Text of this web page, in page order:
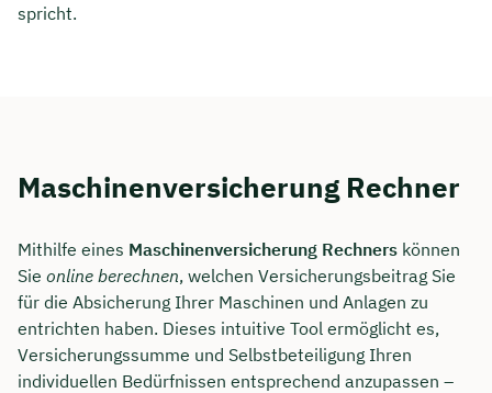
spricht.
Maschinenversicherung Rechner
Mithilfe eines Maschinenversicherung Rechners können
Sie online berechnen, welchen Versicherungsbeitrag Sie
für die Absicherung Ihrer Maschinen und Anlagen zu
entrichten haben. Dieses intuitive Tool ermöglicht es,
Versicherungssumme und Selbstbeteiligung Ihren
individuellen Bedürfnissen entsprechend anzupassen –